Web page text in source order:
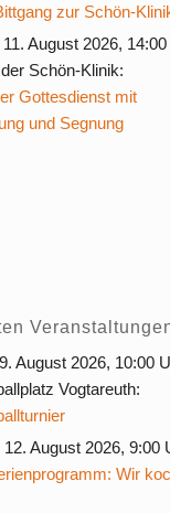
zur Schön-
August 2026, 14:00
Schön-Klinik:
Gottesdienst mit
und Segnung
August 2026, 10:00
Vogtareuth:
August 2026, 9:00
Wir